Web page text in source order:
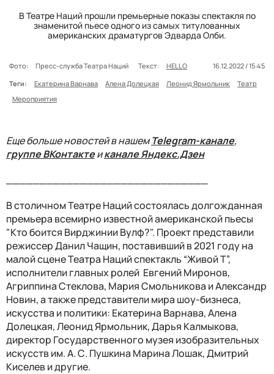
В Театре Наций прошли премьерные показы спектакля по
знаменитой пьесе одного из самых титулованных
американских драматургов Эдварда Олби.
Фото: Пресс-служба Театра Наций Текст: HELLO
16.12.2022 / 15:45
Теги:
Екатерина Варнава Алена Долецкая Леонид Ярмольник
Театр
Мероприятия
Еще больше новостей в нашемTelegram-канале,
группе ВКонтактеиканале Яндекс.Дзен
В столичном Театре Наций состоялась долгожданная
премьера всемирно известной американской пьесы
"Кто боится Вирджинии Вулф?". Проект представили
режиссер Данил Чащин, поставивший в 2021 году на
малой сцене Театра Наций спектакль “Живой Т”,
исполнители главных ролей Евгений Миронов,
Агриппина Стеклова, Мария Смольникова и Александр
Новин, а также представители мира шоу-бизнеса,
искусства и политики: Екатерина Варнава, Алена
Долецкая, Леонид Ярмольник, Дарья Калмыкова,
директор Государственного музея изобразительных
искусств им. А. С. Пушкина Марина Лошак, Дмитрий
Киселев и другие.